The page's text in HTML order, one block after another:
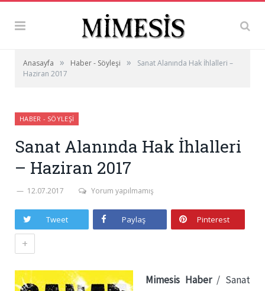
Anasayfa » Haber - Söyleşi »
Sanat Alanında Hak İhlalleri –
Haziran 2017
HABER - SÖYLEŞI
Sanat Alanında Hak İhlalleri
– Haziran 2017
12.07.2017 Yorum yapılmamış
Tweet Paylaş Pinterest
+
Mimesis Haber/ Sanat